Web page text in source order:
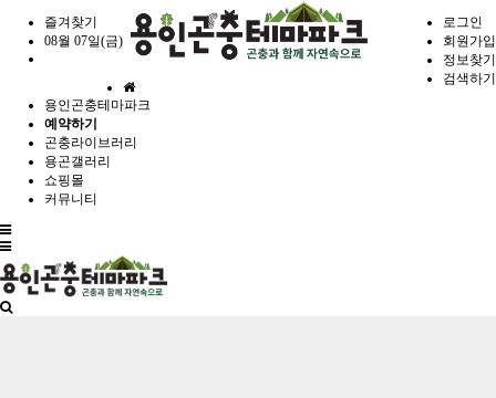
즐겨찾기
08월 07일(금)
로그인
회원가입
정보찾기
검색하기
홈
으
용인곤충테마파크
예약하기
곤충라이브러리
용곤갤러리
쇼핑몰
커뮤니티
전
체
메
뉴